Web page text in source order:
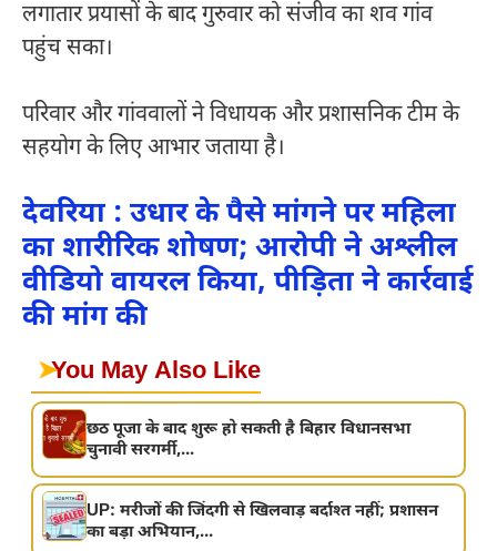
लगातार प्रयासों के बाद गुरुवार को संजीव का शव गांव
पहुंच सका।
परिवार और गांववालों ने विधायक और प्रशासनिक टीम के
सहयोग के लिए आभार जताया है।
देवरिया : उधार के पैसे मांगने पर महिला
का शारीरिक शोषण; आरोपी ने अश्लील
वीडियो वायरल किया, पीड़िता ने कार्रवाई
की मांग की
➤You May Also Like
छठ पूजा के बाद शुरू हो सकती है बिहार विधानसभा
चुनावी सरगर्मी,...
UP: मरीजों की जिंदगी से खिलवाड़ बर्दाश्त नहीं; प्रशासन
का बड़ा अभियान,...